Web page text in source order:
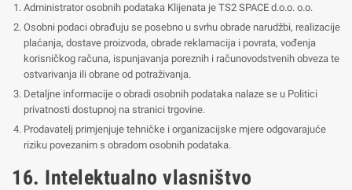
Administrator osobnih podataka Klijenata je TS2 SPACE d.o.o. o.o.
Osobni podaci obrađuju se posebno u svrhu obrade narudžbi, realizacije
plaćanja, dostave proizvoda, obrade reklamacija i povrata, vođenja
korisničkog računa, ispunjavanja poreznih i računovodstvenih obveza te
ostvarivanja ili obrane od potraživanja.
Detaljne informacije o obradi osobnih podataka nalaze se u Politici
privatnosti dostupnoj na stranici trgovine.
Prodavatelj primjenjuje tehničke i organizacijske mjere odgovarajuće
riziku povezanim s obradom osobnih podataka.
16. Intelektualno vlasništvo